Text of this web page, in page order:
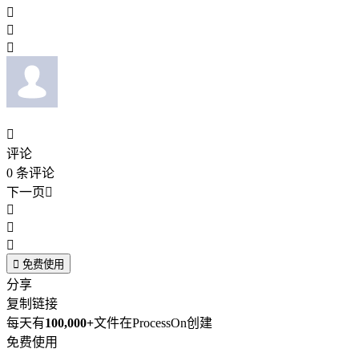




评论
0 条评论
下一页



 免费使用
分享
复制链接
每天有100,000+文件在ProcessOn创建
免费使用